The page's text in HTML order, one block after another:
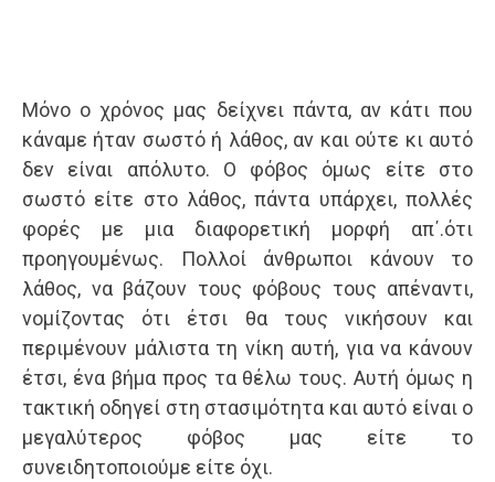
Μόνο ο χρόνος μας δείχνει πάντα, αν κάτι που
κάναμε ήταν σωστό ή λάθος, αν και ούτε κι αυτό
δεν είναι απόλυτο. Ο φόβος όμως είτε στο
σωστό είτε στο λάθος, πάντα υπάρχει, πολλές
φορές με μια διαφορετική μορφή απ΄.ότι
προηγουμένως. Πολλοί άνθρωποι κάνουν το
λάθος, να βάζουν τους φόβους τους απέναντι,
νομίζοντας ότι έτσι θα τους νικήσουν και
περιμένουν μάλιστα τη νίκη αυτή, για να κάνουν
έτσι, ένα βήμα προς τα θέλω τους. Αυτή όμως η
τακτική οδηγεί στη στασιμότητα και αυτό είναι ο
μεγαλύτερος φόβος μας είτε το
συνειδητοποιούμε είτε όχι.